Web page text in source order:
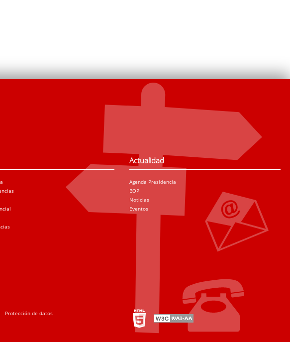
Actualidad
Agenda Presidencia
BOP
Noticias
Eventos
Protección de datos